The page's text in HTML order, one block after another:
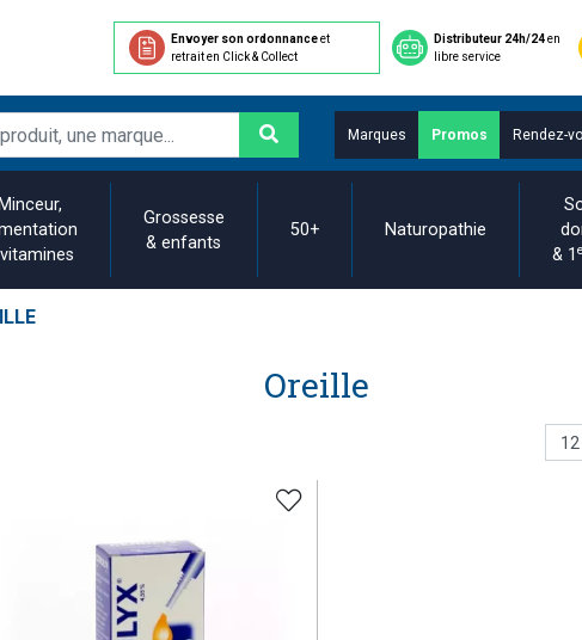
Envoyer son ordonnanceet
retrait en Click & Collect
Distributeur 24h/24en
libre service
Marques Promos Rendez-
Minceur,
Grossesse
& enfants
50+ Naturopathie
& 1
Oreille